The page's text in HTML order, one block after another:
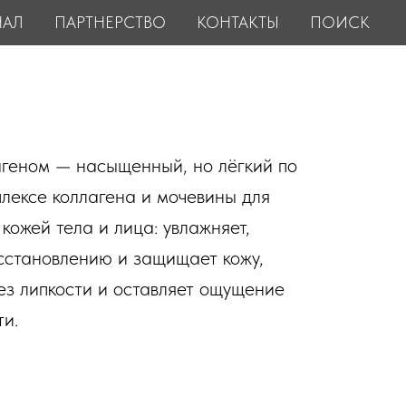
ПАРТНЕРСТВО КОНТАКТЫ ПОИСК
— насыщенный, но лёгкий по
коллагена и мочевины для
тела и лица: увлажняет,
и защищает кожу,
липкости и оставляет ощущение